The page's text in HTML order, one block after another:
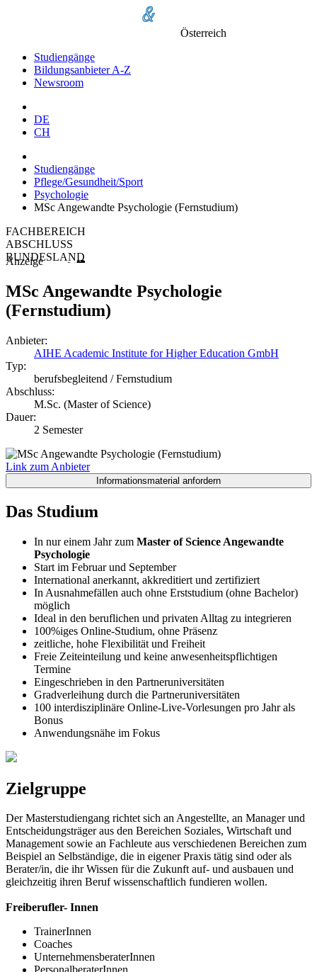
Österreich
Studiengänge
Bildungsanbieter A-Z
Newsroom
DE
CH
Studiengänge
Pflege/Gesundheit/Sport
Psychologie
MSc Angewandte Psychologie (Fernstudium)
FACHBEREICH
ABSCHLUSS
BUNDESLAND
Anzeige
MSc Angewandte Psychologie
(Fernstudium)
Anbieter:
AIHE Academic Institute for Higher Education GmbH
Typ:
berufsbegleitend / Fernstudium
Abschluss:
M.Sc. (Master of Science)
Dauer:
2 Semester
Link zum Anbieter
Das Studium
In nur einem Jahr zum Master of Science Angewandte
Psychologie
Start im Februar und September
International anerkannt, akkreditiert und zertifiziert
In Ausnahmefällen auch ohne Erststudium (ohne Bachelor)
möglich
Ideal in den beruflichen und privaten Alltag zu integrieren
100%iges Online-Studium, ohne Präsenz
zeitliche, hohe Flexibilität und Freiheit
Freie Zeiteinteilung und keine anwesenheitspflichtigen
Termine
Eingeschrieben in den Partneruniversitäten
Gradverleihung durch die Partneruniversitäten
100 interdisziplinäre Online-Live-Vorlesungen pro Jahr als
Bonus
Anwendungsnähe im Fokus
Zielgruppe
Der Masterstudiengang richtet sich an Angestellte, an Manager und
Entscheidungsträger aus den Bereichen Soziales, Wirtschaft und
Management sowie an Fachleute aus verschiedenen Bereichen zum
Beispiel an Selbständige, die in eigener Praxis tätig sind oder als
Berater/in, die ihr Wissen für die Zukunft auf- und ausbauen und
gleichzeitig ihren Beruf wissenschaftlich fundieren wollen.
Freiberufler- Innen
Trainer­Innen
Coaches
UnternehmensberaterInnen